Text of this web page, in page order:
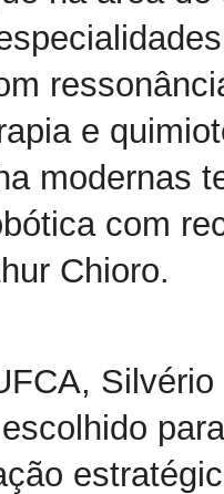
e
modernas
com
Chioro.